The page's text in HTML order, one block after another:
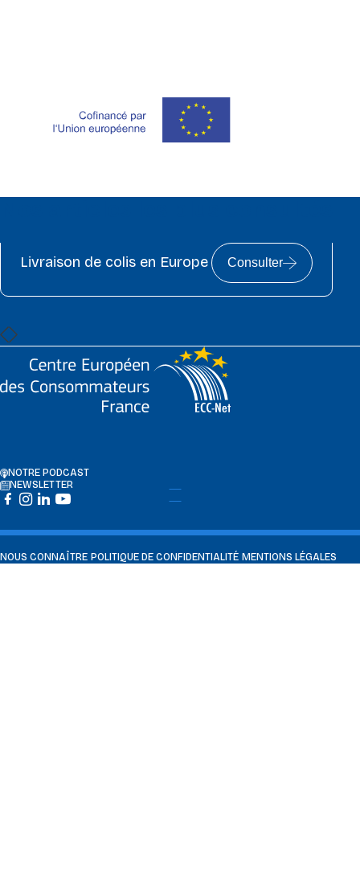
Livraison de colis en Europe Consulter
NOTRE PODCAST
NEWSLETTER
NOUS CONNAÎTRE POLITIQUE DE CONFIDENTIALITÉ MENTIONS LÉGALES